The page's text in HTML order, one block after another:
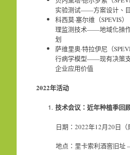
实验测试——方案设计、
科西莫·塞尔维（SPEVIS
理监测技术——地域化操
划
萨维里奥·特拉伊尼（
行病学模型——现有决策
企业应用价值
2022年活动
技术会议：近年种植季回
日期：2022年12月20日（
地点：里卡索利酒窖旧址